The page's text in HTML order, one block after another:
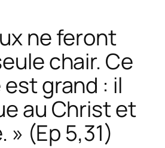
ne feront
chair. Ce
grand : il
au Christ et
» (Ep 5,31)